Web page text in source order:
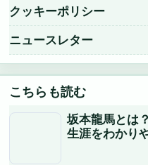
クッキーポリシー
ニュースレター
こちらも読む
坂本龍馬とは
生涯をわかり